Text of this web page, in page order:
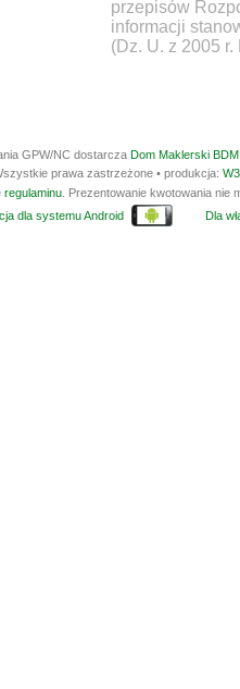
przepisów
informacji
(Dz. U. z 2005
GPW/NC dostarcza Dom Maklerski
prawa zastrzeżone • produkcja:
regulaminu . Prezentowanie kwotowania
dla systemu Android Dla